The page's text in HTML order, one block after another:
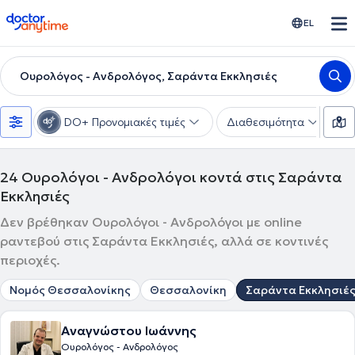
doctoranytime EL
Ουρολόγος - Ανδρολόγος, Σαράντα Εκκλησιές
DO+ Προνομιακές τιμές Διαθεσιμότητα
24 Ουρολόγοι - Ανδρολόγοι κοντά στις Σαράντα
Εκκλησιές
Δεν βρέθηκαν Ουρολόγοι - Ανδρολόγοι με online
ραντεβού στις Σαράντα Εκκλησιές, αλλά σε κοντινές
περιοχές.
Νομός Θεσσαλονίκης Θεσσαλονίκη Σαράντα Εκκλησιές
Αναγνώστου Ιωάννης
Ουρολόγος - Ανδρολόγος